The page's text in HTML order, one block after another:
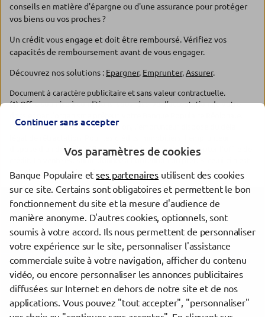
conseils en matière d'épargne ou d'une assurance pour protéger
vos biens ou vos proches ?
Un crédit vous engage et doit être remboursé. Vérifiez vos
capacités de remboursement avant de vous engager.
Découvrez nos solutions : Epargner, Emprunter,Assurer.
Document à caractère publicitaire et sans valeur contractuelle.
(1) Offre soumise à conditions, sous réserve d'acceptation de votre
Pour les crédits à la consommation, l'emprunteur dispose du délai
dispose d'un délai de réflexion de dix jours avant d'accepter l'offre de
crédit. La vente est subordonnée à l'obtention du prêt. Si celui-ci n'est
pas obtenu, le vendeur doit rembourser les sommes versées.
Les agences Banque Populaire dans les villes à proximité
Épinal
Trouver une agence Banque Populaire
Vosges
Épinal
Continuer sans accepter
Vos paramètres de cookies
Banque Populaire etses partenaires utilisent des cookies
sur ce site. Certains sont obligatoires et permettent le bon
fonctionnement du site et la mesure d'audience de
manière anonyme. D'autres cookies, optionnels, sont
soumis à votre accord. Ils nous permettent de personnaliser
votre expérience sur le site, personnaliser l'assistance
commerciale suite à votre navigation, afficher du contenu
vidéo, ou encore personnaliser les annonces publicitaires
diffusées sur Internet en dehors de notre site et de nos
applications. Vous pouvez "tout accepter", "personnaliser"